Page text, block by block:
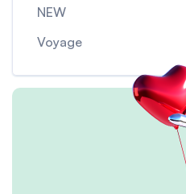
NEW
Voyage